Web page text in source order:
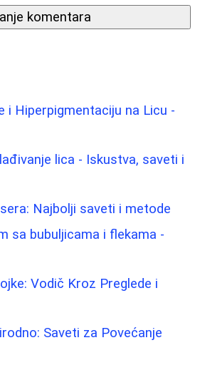
komentara
i Hiperpigmentaciju na Licu -
lica - Iskustva, saveti i
Najbolji saveti i metode
sa bubuljicama i flekama -
Vodič Kroz Preglede i
Saveti za Povećanje